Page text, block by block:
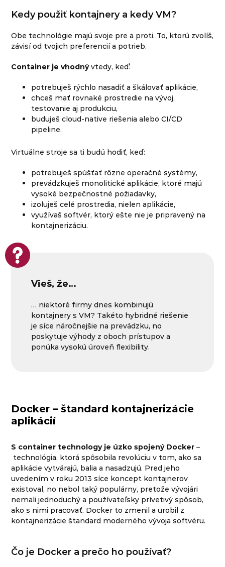
Kedy použiť kontajnery a kedy VM?
Obe technológie majú svoje pre a proti. To, ktorú zvolíš,
závisí od tvojich preferencií a potrieb.
Container je vhodnývtedy, keď:
potrebuješ rýchlo nasadiť a škálovať aplikácie,
chceš mať rovnaké prostredie na vývoj,
testovanie aj produkciu,
buduješ cloud-native riešenia alebo CI/CD
pipeline.
Virtuálne stroje sa ti budú hodiť, keď:
potrebuješ spúšťať rôzne operačné systémy,
prevádzkuješ monolitické aplikácie, ktoré majú
vysoké bezpečnostné požiadavky,
izoluješ celé prostredia, nielen aplikácie,
využívaš softvér, ktorý ešte nie je pripravený na
kontajnerizáciu.
Vieš, že…
… niektoré firmy dnes kombinujú
kontajnery s VM? Takéto hybridné riešenie
je síce náročnejšie na prevádzku, no
poskytuje výhody z oboch prístupov a
ponúka vysokú úroveň flexibility.
Docker – štandard kontajnerizácie
aplikácií
S container technology je úzko spojený Docker–
technológia, ktorá spôsobila revolúciu v tom, ako sa
aplikácie vytvárajú, balia a nasadzujú. Pred jeho
uvedením v roku 2013 síce koncept kontajnerov
existoval, no nebol taký populárny, pretože vývojári
nemali jednoduchý a používateľsky prívetivý spôsob,
ako s nimi pracovať. Docker to zmenil a urobil z
kontajnerizácie štandard moderného vývoja softvéru.
Čo je Docker a prečo ho používať?